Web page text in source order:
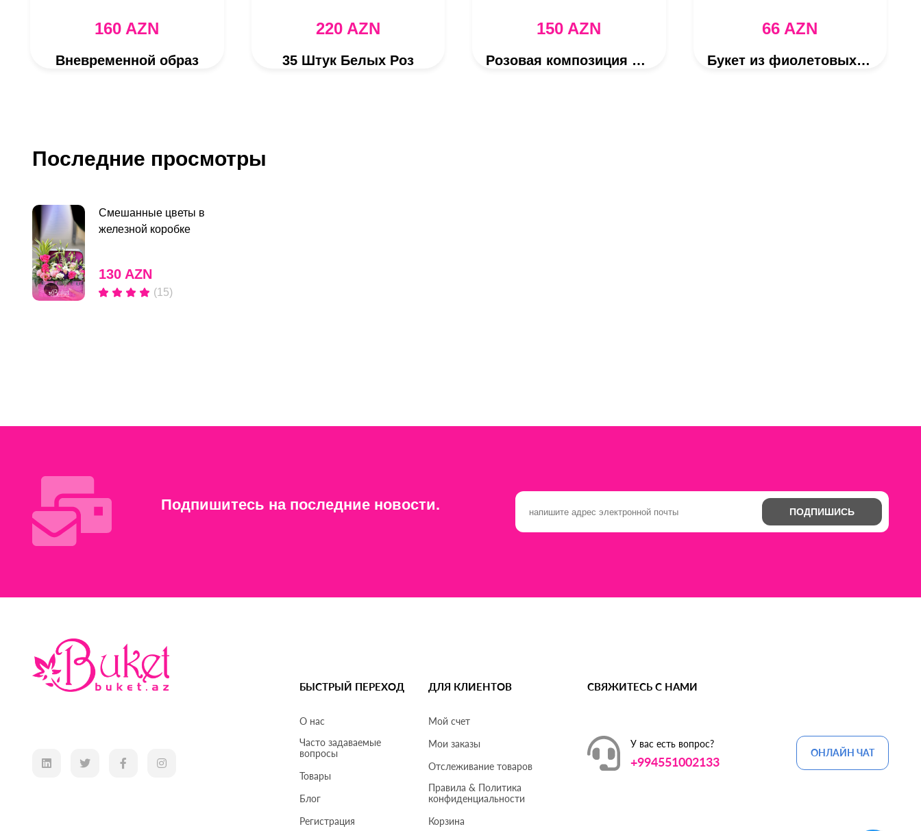
160 AZN
Вневременной образ
220 AZN
35 Штук Белых Роз
150 AZN
Розовая композиция из гортензий и пионовидных роз
66 AZN
Букет из фиолетовых роз в деревянной коробке
Последние просмотры
Смешанные цветы в
железной коробке
130 AZN
(15)
Подпишитесь на последние новости. ПОДПИШИСЬ
БЫСТРЫЙ ПЕРЕХОД
О нас
Часто задаваемые
вопросы
Товары
Блог
Регистрация
ДЛЯ КЛИЕНТОВ
Мой счет
Мои заказы
Отслеживание товаров
Правила & Политика
конфиденциальности
Корзина
СВЯЖИТЕСЬ С НАМИ
У вас есть вопрос?
+994551002133
ОНЛАЙН ЧАТ